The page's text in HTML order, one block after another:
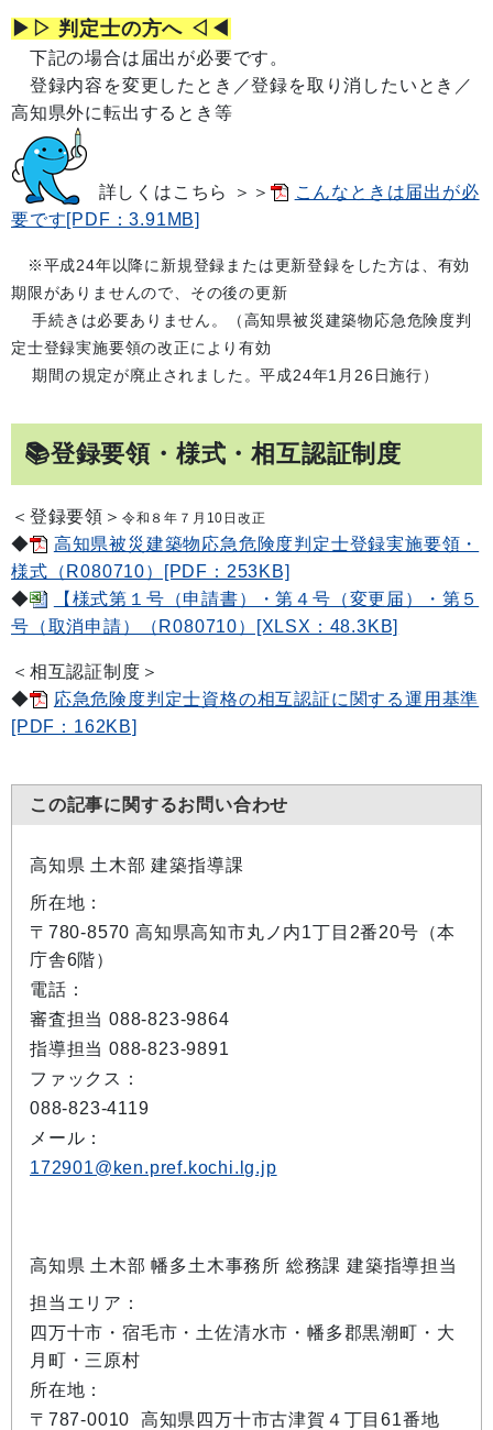
▶▷ 判定士の方へ ◁◀
下記の場合は届出が必要です。
登録内容を変更したとき／登録を取り消したいとき／
高知県外に転出するとき等
詳しくはこちら ＞＞
こんなときは届出が必
要です[PDF：3.91MB]
※平成24年以降に新規登録または更新登録をした方は、有効
期限がありませんので、その後の更新
手続きは必要ありません。（高知県被災建築物応急危険度判
定士登録実施要領の改正により有効
期間の規定が廃止されました。平成24年1月26日施行）
📚登録要領・様式・相互認証制度
＜登録要領＞ 令和８年７月10日改正
◆
高知県被災建築物応急危険度判定士登録実施要領・
様式（R080710）[PDF：253KB]
◆
【様式第１号（申請書）・第４号（変更届）・第５
号（取消申請）（R080710）[XLSX：48.3KB]
＜相互認証制度＞
◆
応急危険度判定士資格の相互認証に関する運用基準
[PDF：162KB]
この記事に関するお問い合わせ
高知県 土木部 建築指導課
所在地：
〒780-8570 高知県高知市丸ノ内1丁目2番20号（本
庁舎6階）
電話：
審査担当 088-823-9864
指導担当 088-823-9891
ファックス：
088-823-4119
メール：
172901@ken.pref.kochi.lg.jp
高知県 土木部 幡多土木事務所 総務課 建築指導担当
担当エリア：
四万十市・宿毛市・土佐清水市・幡多郡黒潮町・大
月町・三原村
所在地：
〒787-0010 高知県四万十市古津賀４丁目61番地